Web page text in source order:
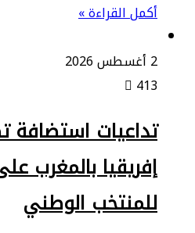
أكمل القراءة »
2 أغسطس 2026
413
تداعيات
إفريقيا بالمغرب
للمنتخب الوطني